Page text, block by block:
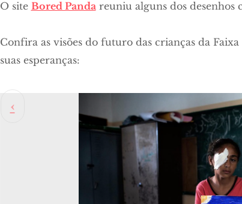
O site Bored Pandareuniu alguns dos desenhos
Confira as visões do futuro das crianças da
suas esperanças: